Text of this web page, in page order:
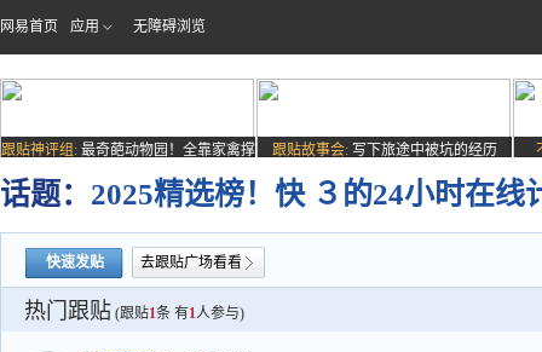
网易首页 应用 无障碍浏览
跟贴神评组: 最奇葩动物园！全靠家禽撑
跟贴故事会: 写下旅途中被坑的经历
话题： 2025精选榜！快 ３的24小时在线
快速发贴 去跟贴广场看看
热门跟贴 (跟贴1条 有1人参与)